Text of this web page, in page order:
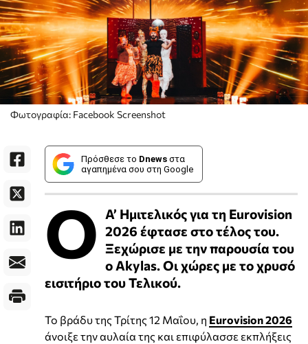
Φωτογραφία: Facebook Screenshot
Πρόσθεσε το Dnews στα
αγαπημένα σου στη Google
Ο Α’ Ημιτελικός για τη Eurovision
2026 έφτασε στο τέλος του.
Ξεχώρισε με την παρουσία του
ο Akylas. Οι χώρες με το χρυσό
εισιτήριο του Τελικού.
Το βράδυ της Τρίτης 12 Μαΐου, η Eurovision 2026
άνοιξε την αυλαία της και επιφύλασσε εκπλήξεις